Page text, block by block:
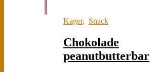
Kager, Snack
Chokolade
peanutbutterbar